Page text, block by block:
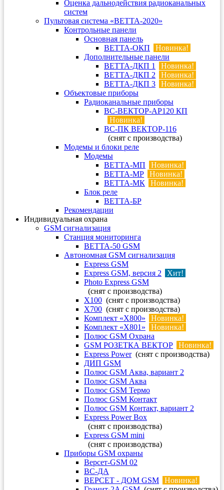
Оценка дальнодействия радиоканальных
систем
Пультовая система «ВЕТТА-2020»
Контрольные панели
Основная панель
ВЕТТА-ОКП
Новинка!
Дополнительные панели
ВЕТТА-ДКП 1
Новинка!
ВЕТТА-ДКП 2
Новинка!
ВЕТТА-ДКП 3
Новинка!
Объектовые приборы
Радиоканальные приборы
ВС-ВЕКТОР-АР120 КП
Новинка!
ВС-ПК ВЕКТОР-116
(снят с производства)
Модемы и блоки реле
Модемы
ВЕТТА-МП
Новинка!
ВЕТТА-МР
Новинка!
ВЕТТА-МК
Новинка!
Блок реле
ВЕТТА-БР
Рекомендации
Индивидуальная охрана
GSM сигнализация
Станция мониторинга
ВЕТТА-50 GSM
Автономная GSM сигнализация
Express GSM
Express GSM, версия 2
Хит!
Photo Express GSM
(снят с производства)
X100 (снят с производства)
X700 (снят с производства)
Комплект «X800»
Новинка!
Комплект «X801»
Новинка!
Полюс GSM Охрана
GSM РОЗЕТКА ВЕКТОР
Новинка!
Express Power(снят с производства)
ДИП GSM
Полюс GSM Аква, вариант 2
Полюс GSM Аква
Полюс GSM Термо
Полюс GSM Контакт
Полюс GSM Контакт, вариант 2
Express Power Box
(снят с производства)
Express GSM mini
(снят с производства)
Приборы GSM охраны
Версет-GSM 02
ВС-ДА
ВЕРСЕТ - ДОМ GSM
Новинка!